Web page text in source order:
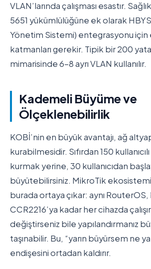
VLAN’larında çalışması esastır.
5651 yükümlülüğüne ek olarak
Yönetim Sistemi) entegrasyonu
katmanları gerekir. Tipik bir 200
mimarisinde 6-8 ayrı VLAN kullanılır.
Kademeli Büyüme ve
Ölçeklenebilirlik
KOBİ’nin en büyük avantajı, ağ
kurabilmesidir. Sıfırdan 150
kurmak yerine, 30 kullanıcıdan
büyütebilirsiniz. MikroTik
burada ortaya çıkar: aynı RouterOS,
CCR2216’ya kadar her cihazda
değiştirseniz bile yapılandırmanız
taşınabilir. Bu, “yarın büyürsem ne
endişesini ortadan kaldırır.